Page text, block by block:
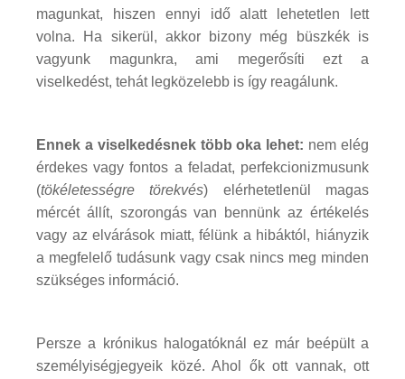
magunkat, hiszen ennyi idő alatt lehetetlen lett
volna. Ha sikerül, akkor bizony még büszkék is
vagyunk magunkra, ami megerősíti ezt a
viselkedést, tehát legközelebb is így reagálunk.
Ennek a viselkedésnek több oka lehet: nem elég
érdekes vagy fontos a feladat, perfekcionizmusunk
(tökéletességre törekvés) elérhetetlenül magas
mércét állít, szorongás van bennünk az értékelés
vagy az elvárások miatt, félünk a hibáktól, hiányzik
a megfelelő tudásunk vagy csak nincs meg minden
szükséges információ.
Persze a krónikus halogatóknál ez már beépült a
személyiségjegyeik közé. Ahol ők ott vannak, ott